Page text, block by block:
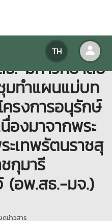
TH
2569 ศูนย์
.-มหาวิทยาลัย
มทำแผนแม่บท
ครงการอนุรักษ์
องมาจากพระ
ะเทพรัตนราชสุ
กุมารี
(อพ.สธ.-มจ.)
ดข่าวสาร